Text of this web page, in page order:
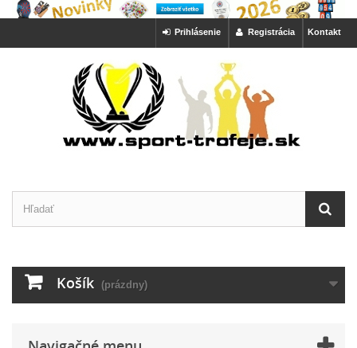
Kontakt
Registrácia
Prihlásenie
Košík (prázdny)